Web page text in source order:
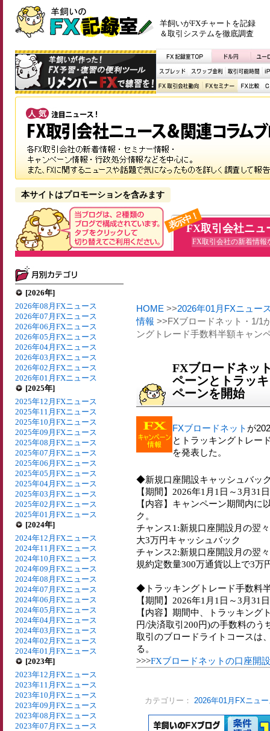
羊飼いがFXチャートを記録
＆取引システムを徹底調査
本サイトはプロモーションを含みます
表示中！FX取引会社ニュ
FX取引会社の新着情報
[2026年]
2026年08月FXニュース
2026年07月FXニュース
2026年06月FXニュース
2026年05月FXニュース
2026年04月FXニュース
2026年03月FXニュース
2026年02月FXニュース
2026年01月FXニュース
[2025年]
2025年12月FXニュース
2025年11月FXニュース
2025年10月FXニュース
2025年09月FXニュース
2025年08月FXニュース
2025年07月FXニュース
2025年06月FXニュース
2025年05月FXニュース
2025年04月FXニュース
2025年03月FXニュース
2025年02月FXニュース
2025年01月FXニュース
[2024年]
2024年12月FXニュース
2024年11月FXニュース
2024年10月FXニュース
2024年09月FXニュース
2024年08月FXニュース
2024年07月FXニュース
2024年06月FXニュース
2024年05月FXニュース
2024年04月FXニュース
2024年03月FXニュース
2024年02月FXニュース
2024年01月FXニュース
[2023年]
2023年12月FXニュース
2023年11月FXニュース
2023年10月FXニュース
2023年09月FXニュース
2023年08月FXニュース
2023年07月FXニュース
HOME >>2026年01月FXニュー
情報 >>FXブロードネット・1/1
ングトレード手数料半額キャン
FXブロードネッ
ペーンとトラッ
ペーンを開始
FXブロードネット が
とトラッキングトレー
を発表した。
◆新規口座開設キャッシュバッ
【期間】2026年1月1日～3月31日
【内容】キャンペーン期間内
ク。
チャンス1:新規口座開設月の翌
大3万円キャッシュバック
チャンス2:新規口座開設月の翌
規約定数量300万通貨以上で3万
◆トラッキングトレード手数料
【期間】2026年1月1日～3月31日
【内容】期間中、トラッキング
円/決済取引200円)の手数料の
取引のブロードライトコースは
る。
>>>FXブロードネットの口座開
カテゴリー： 2026年01月FXニュ